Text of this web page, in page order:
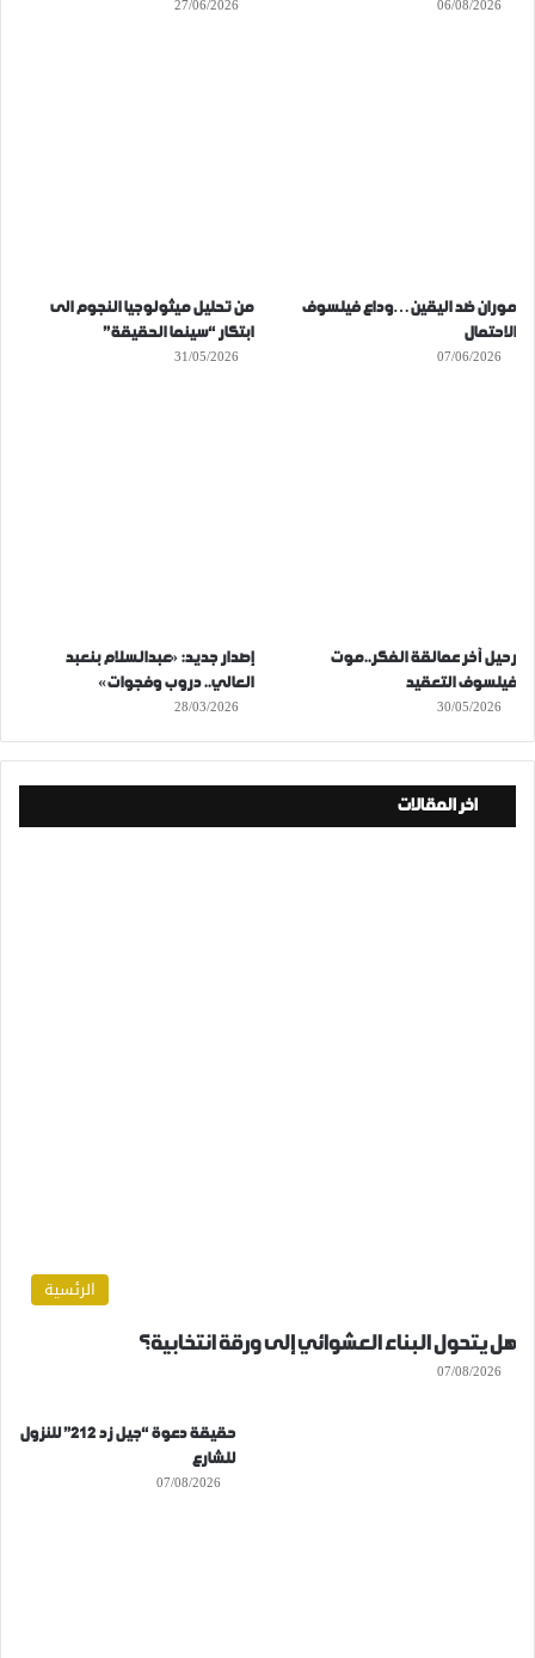
06/08/2026
27/06/2026
موران ضد اليقين…وداع فيلسوف
الاحتمال
07/06/2026
من تحليل ميثولوجيا النجوم الى
ابتكار “سينما الحقيقة”
31/05/2026
رحيل آخر عمالقة الفكر..موت
فيلسوف التعقيد
30/05/2026
إصدار جديد: «عبدالسلام بنعبد
العالي.. دروب وفجوات»
28/03/2026
اخر المقالات
الرئسية
هل يتحول البناء العشوائي إلى ورقة انتخابية؟
07/08/2026
حقيقة دعوة “جيل زد 212” للنزول
للشارع
07/08/2026